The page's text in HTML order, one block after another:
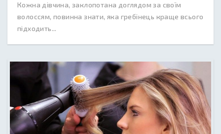
Кожна дівчина, заклопотана доглядом за своїм
волоссям, повинна знати, яка гребінець краще всього
підходить...